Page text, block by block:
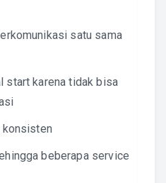
satu sama
start karena tidak bisa
konsisten
beberapa service